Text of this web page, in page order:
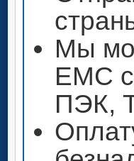
Мы
ЕМС
ПЭК,